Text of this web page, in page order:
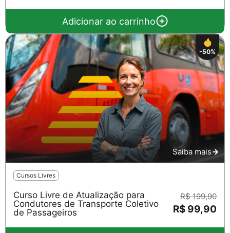
Adicionar ao carrinho
-50%
Saiba mais
Cursos Livres
Curso Livre de Atualização para
Condutores de Transporte Coletivo
de Passageiros
R$ 199,90
R$ 99,90